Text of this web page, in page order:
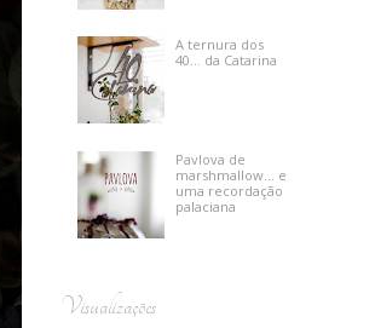
A ternura dos
40... da Catarina
Pavlova de
marshmallow... e
uma recordação
palaciana
Visualizações